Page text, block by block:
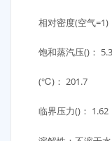
相对密度(空气=1)
饱和蒸汽压()：
(℃)： 201.7
临界压力()： 1.62